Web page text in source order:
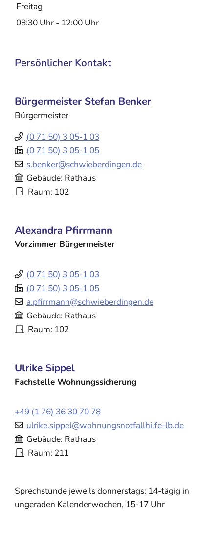
Freitag
08:30 Uhr - 12:00 Uhr
Persönlicher Kontakt
Bürgermeister Stefan Benker
Bürgermeister
(0 71 50) 3 05-1 03
(0 71 50) 3 05-1 05
s.benker@schwieberdingen.de
Gebäude Rathaus
Raum 102
Alexandra Pfirrmann
Vorzimmer Bürgermeister
(0 71 50) 3 05-1 03
(0 71 50) 3 05-1 05
a.pfirrmann@schwieberdingen.de
Gebäude Rathaus
Raum 102
Ulrike Sippel
Fachstelle Wohnungssicherung
+49 (1 76) 36 30 70 78
ulrike.sippel@wohnungsnotfallhilfe-lb.de
Gebäude Rathaus
Raum 211
Sprechstunde jeweils donnerstags: 14-tägig in
ungeraden Kalenderwochen, 15-17 Uhr